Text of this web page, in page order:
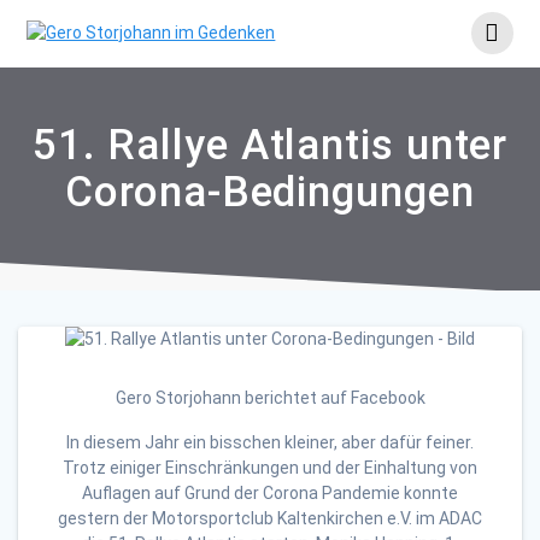
to
51. Rallye Atlantis unter
Corona-Bedingungen
Gero Storjohann berichtet auf Facebook
In diesem Jahr ein bisschen kleiner, aber dafür feiner.
Trotz einiger Einschränkungen und der Einhaltung von
Auflagen auf Grund der Corona Pandemie konnte
gestern der Motorsportclub Kaltenkirchen e.V. im ADAC